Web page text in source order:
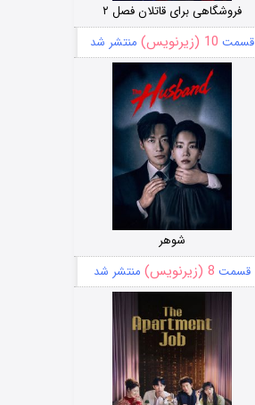
فروشگاهی برای قاتلان فصل ۲
قسمت 10 (زیرنویس) منتشر شد
شوهر
قسمت 8 (زیرنویس) منتشر شد